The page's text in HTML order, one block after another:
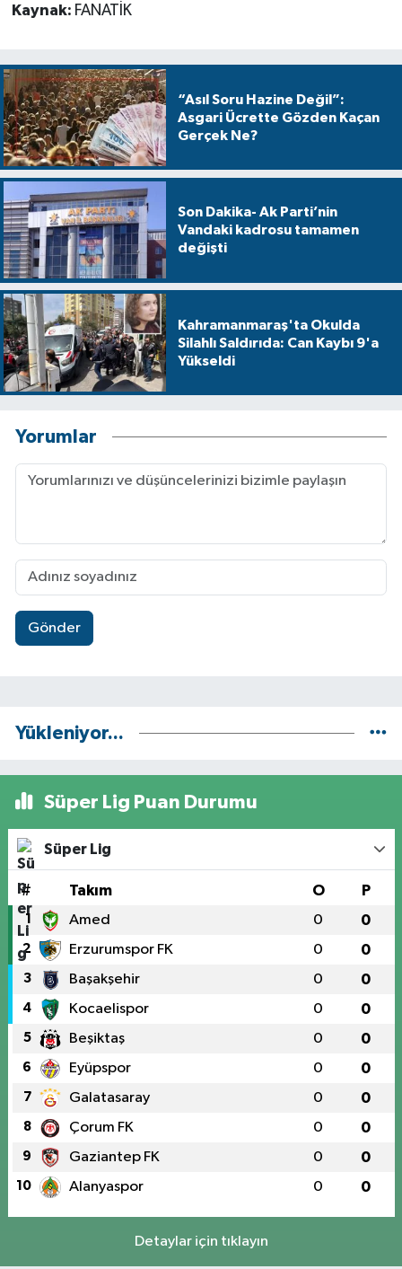
Kaynak: FANATİK
“Asıl Soru Hazine Değil”:
Asgari Ücrette Gözden Kaçan
Gerçek Ne?
Son Dakika- Ak Parti’nin
Vandaki kadrosu tamamen
değişti
Kahramanmaraş'ta Okulda
Silahlı Saldırıda: Can Kaybı 9'a
Yükseldi
Yorumlar
Gönder
Yükleniyor...
Süper Lig Puan Durumu
Süper Lig
# Takım O P
1 Amed 0 0
2 Erzurumspor FK 0 0
3 Başakşehir 0 0
4 Kocaelispor 0 0
5 Beşiktaş 0 0
6 Eyüpspor 0 0
7 Galatasaray 0 0
8 Çorum FK 0 0
9 Gaziantep FK 0 0
10 Alanyaspor 0 0
Detaylar için tıklayın